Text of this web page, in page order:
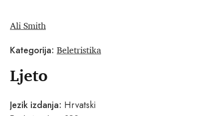
Ali Smith
Kategorija: Beletristika
Ljeto
Jezik izdanja: Hrvatski